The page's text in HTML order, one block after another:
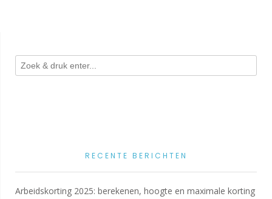
RECENTE BERICHTEN
Arbeidskorting 2025: berekenen, hoogte en maximale korting